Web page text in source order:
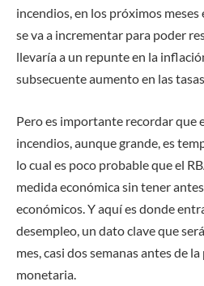
incendios, en los próximos
se va a incrementar para poder
llevaría a un repunte en la
subsecuente aumento en las
Pero es importante recordar que
incendios, aunque grande, es
lo cual es poco probable que el
medida económica sin tener
económicos. Y aquí es donde
desempleo, un dato clave que
mes, casi dos semanas antes de
monetaria.